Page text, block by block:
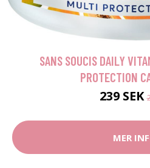
SANS SOUCIS DAILY
PROTECTION
239 SEK
MER